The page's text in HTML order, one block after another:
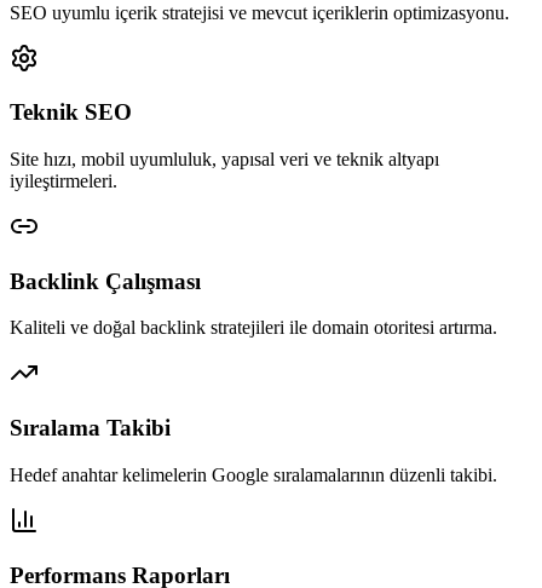
SEO uyumlu içerik stratejisi ve mevcut içeriklerin optimizasyonu.
Teknik SEO
Site hızı, mobil uyumluluk, yapısal veri ve teknik altyapı
iyileştirmeleri.
Backlink Çalışması
Kaliteli ve doğal backlink stratejileri ile domain otoritesi artırma.
Sıralama Takibi
Hedef anahtar kelimelerin Google sıralamalarının düzenli takibi.
Performans Raporları